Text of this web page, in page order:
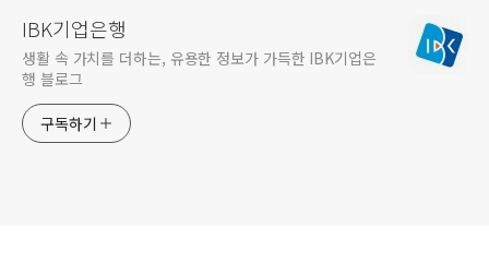
IBK기업은행
생활 속 가치를 더하는, 유용한 정보가 가득한 IBK기업은
행 블로그
구독하기